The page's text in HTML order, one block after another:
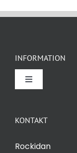
KONTAKT
Rockidan
INFORMATION
Toggle